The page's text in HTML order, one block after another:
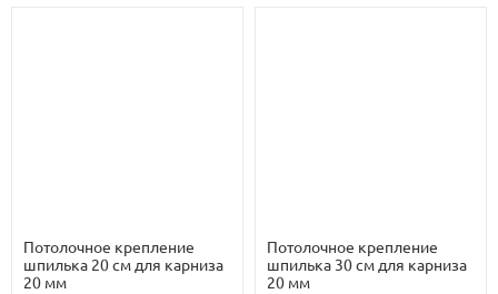
Потолочное крепление
шпилька 20 см для карниза
20 мм
Потолочное крепление
шпилька 30 см для карниза
20 мм